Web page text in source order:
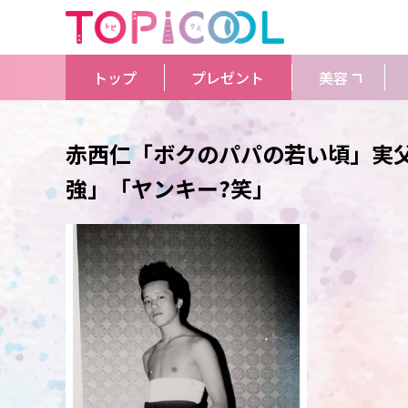
トップ プレゼント 美容
赤西仁「ボクのパパの若い頃」実
強」「ヤンキー?笑」